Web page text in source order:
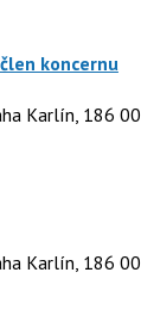
koncernu
Karlín, 186 00
Karlín, 186 00